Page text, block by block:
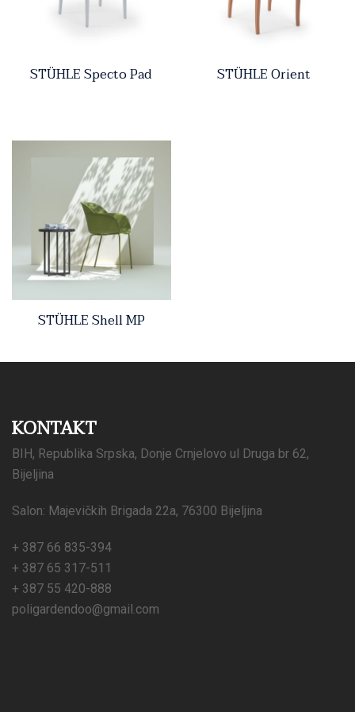
STÜHLE Specto Pad STÜHLE Orient
STÜHLE Shell MP
KONTAKT
BIH, Republika Srpska, Donje Crnjelovo ul Druga br 62,
Bijeljina
Salon: Majevičkih Brigada 22a, 76300 Bijeljina
+ 387 66 835-394
+ 387 65 317-511
+ 387 55 420-888
poligardendoo@gmail.com